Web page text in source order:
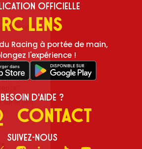
Officielle
RC Lens
Racing à portée de main,
l'expérience !
Besoin d'aide ?
Contact
Suivez-nous